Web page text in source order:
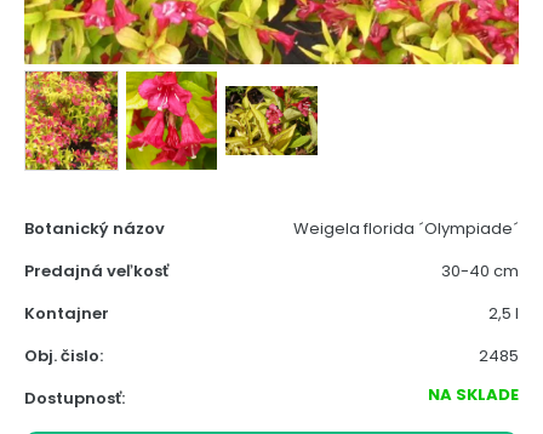
Botanický názov
Weigela florida ´Olympiade´
Predajná veľkosť
30-40 cm
Kontajner
2,5 l
Obj. čislo:
2485
Dostupnosť:
NA SKLADE